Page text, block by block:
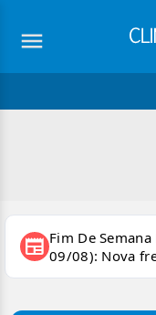
newspaper Fim De
09/08): Nova
para áreas do